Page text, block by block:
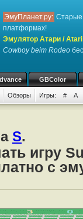
ЭмуПланет.ру: Старые
платформах!
Эмулятор Атари /
Cowboy beim Rodeo
GBColor
Обзоры Игры: # A
S.
игру
с